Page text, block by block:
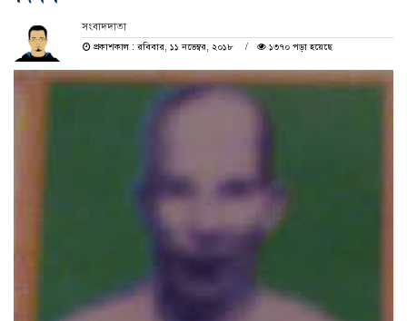
সংবাদদাতা
প্রকাশকাল : রবিবার, ১১ নভেম্বর, ২০১৮
১৩৭০ পড়া হয়েছে